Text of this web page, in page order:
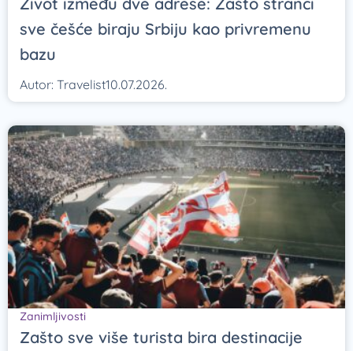
sve češće biraju Srbiju kao privremenu
bazu
Autor: Travelist10.07.2026.
Zanimljivosti
Zašto sve više turista bira destinacije